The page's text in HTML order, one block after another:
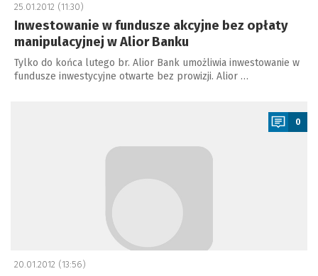
25.01.2012 (11:30)
Inwestowanie w fundusze akcyjne bez opłaty
manipulacyjnej w Alior Banku
Tylko do końca lutego br. Alior Bank umożliwia inwestowanie w
fundusze inwestycyjne otwarte bez prowizji. Alior …
0
20.01.2012 (13:56)